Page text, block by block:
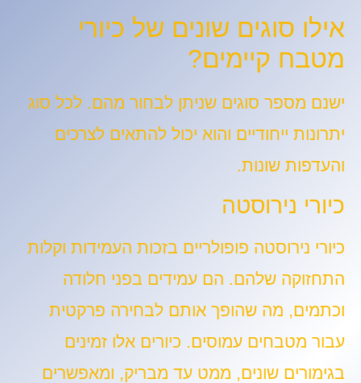
אילו סוגים שונים של כיורי
מטבח קיימים?
ישנם מספר סוגים שניתן לבחור מהם. לכל סוג
יתרונות ייחודיים והוא יכול להתאים לצרכים
והעדפות שונות.
כיורי נירוסטה
כיורי נירוסטה פופולריים בזכות העמידות וקלות
התחזוקה שלהם. הם עמידים בפני חלודה
וכתמים, מה שהופך אותם לבחירה פרקטית
עבור מטבחים עמוסים. כיורים אלו זמינים
בגימורים שונים, ממט עד מבריק, ומאפשרים